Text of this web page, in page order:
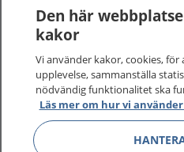
På 1177.se får du råd om
sjukdomar och vilka
Logga in för att läsa din
vårdärenden. Ring
sjukvårdsrådgivning
1177 ger dig råd när du vill
Den här
kakor
Vi använder kakor, cookies,
upplevelse, sammanställa
nödvändig funktionalitet ska
Läs mer om hur vi